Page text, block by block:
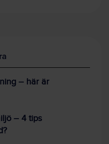
– här är
– 4 tips